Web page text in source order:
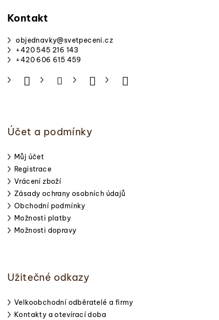
Kontakt
objednavky@svetpeceni.cz
+420 545 216 143
+420 606 615 459
Účet a podmínky
Můj účet
Registrace
Vrácení zboží
Zásady ochrany osobních údajů
Obchodní podmínky
Možnosti platby
Možnosti dopravy
Užitečné odkazy
Velkoobchodní odběratelé a firmy
Kontakty a otevírací doba